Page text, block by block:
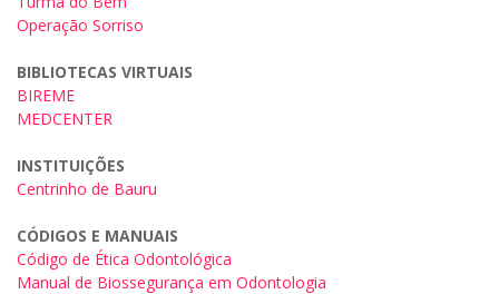
Operação Sorriso
BIBLIOTECAS VIRTUAIS
BIREME
MEDCENTER
INSTITUIÇÕES
Centrinho de Bauru
CÓDIGOS E MANUAIS
Código de Ética Odontológica
Manual de Biossegurança em Odontologia